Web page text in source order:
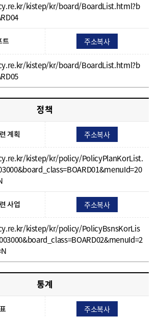
kistep/kr/board/BoardList.html?b
트 주소복사
kistep/kr/board/BoardList.html?b
정책
계획 주소복사
kistep/kr/policy/PolicyPlanKorList.
사업 주소복사
kistep/kr/policy/PolicyBsnsKorLis
통계
주소복사